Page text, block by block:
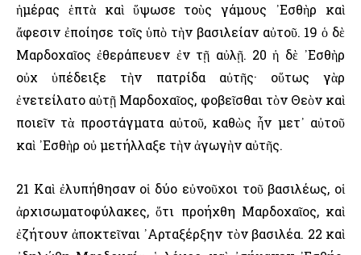
ἡμέρας ἑπτὰ καὶ ὕψωσε τοὺς γάμους ᾿Εσθὴρ καὶ
ἄφεσιν ἐποίησε τοῖς ὑπὸ τὴν βασιλείαν αὐτοῦ. 19 ὁ δὲ
Μαρδοχαῖος ἐθεράπευεν ἐν τῇ αὐλῇ. 20 ἡ δὲ ᾿Εσθὴρ
οὐχ ὑπέδειξε τὴν πατρίδα αὐτῆς· οὕτως γὰρ
ἐνετείλατο αὐτῇ Μαρδοχαῖος, φοβεῖσθαι τὸν Θεὸν καὶ
ποιεῖν τὰ προστάγματα αὐτοῦ, καθὼς ἦν μετ᾿ αὐτοῦ
καὶ ᾿Εσθὴρ οὐ μετήλλαξε τὴν ἀγωγὴν αὐτῆς.
21 Καὶ ἐλυπήθησαν οἱ δύο εὐνοῦχοι τοῦ βασιλέως, οἱ
ἀρχισωματοφύλακες, ὅτι προήχθη Μαρδοχαῖος, καὶ
ἐζήτουν ἀποκτεῖναι ᾿Αρταξέρξην τὸν βασιλέα. 22 καὶ